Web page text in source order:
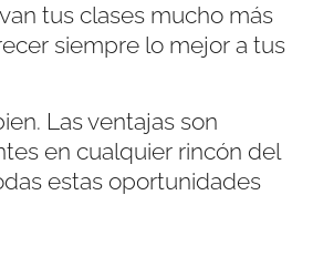
tus clases mucho más
siempre lo mejor a tus
Las ventajas son
en cualquier rincón del
estas oportunidades